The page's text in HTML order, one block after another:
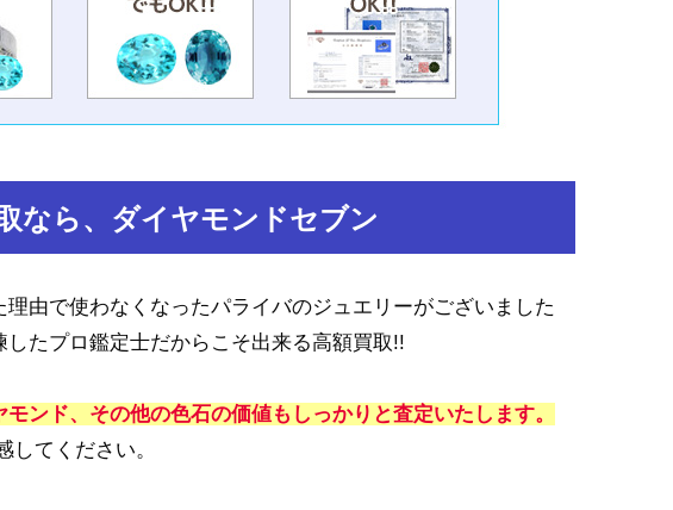
なら、ダイヤモンドセブン
由で使わなくなったパライバのジュエリーがございました
たプロ鑑定士だからこそ出来る高額買取!!
ンド、その他の色石の価値もしっかりと査定いたします。
てください。